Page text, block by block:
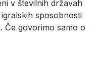
v številnih državah
sposobnosti
Če govorimo samo o